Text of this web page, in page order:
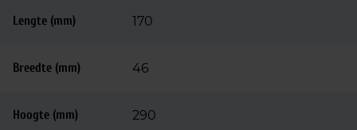
Lengte (mm) 170
Breedte (mm) 46
Hoogte (mm) 290